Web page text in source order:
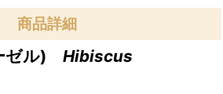
商品詳細
ゼル) Hibiscus